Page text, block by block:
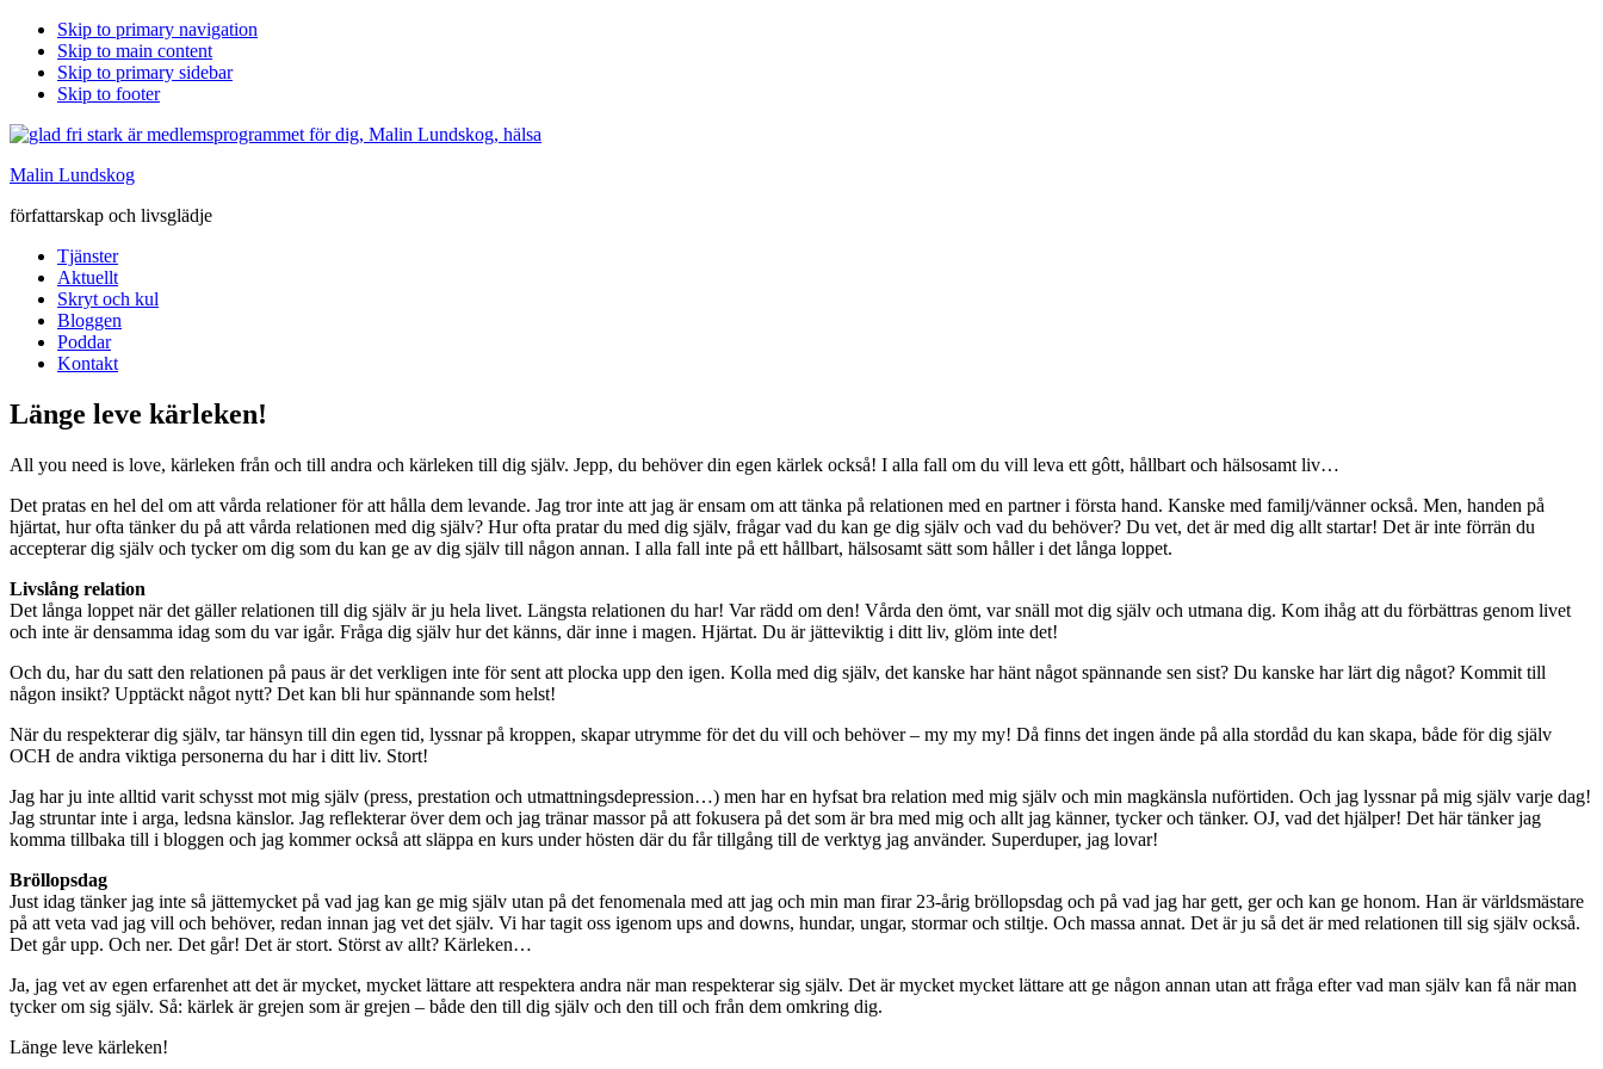
Skip to primary navigation
Skip to main content
Skip to primary sidebar
Skip to footer
Malin Lundskog
författarskap och livsglädje
Tjänster
Aktuellt
Skryt och kul
Bloggen
Poddar
Kontakt
Länge leve kärleken!
All you need is love, kärleken från och till andra och kärleken till dig själv. Jepp, du behöver din egen kärlek också! I alla fall om du vill leva ett gôtt, hållbart och hälsosamt liv…
Det pratas en hel del om att vårda relationer för att hålla dem levande. Jag tror inte att jag är ensam om att tänka på relationen med en partner i första hand. Kanske med familj/vänner också. Men, handen på
hjärtat, hur ofta tänker du på att vårda relationen med dig själv? Hur ofta pratar du med dig själv, frågar vad du kan ge dig själv och vad du behöver? Du vet, det är med dig allt startar! Det är inte förrän du
accepterar dig själv och tycker om dig som du kan ge av dig själv till någon annan. I alla fall inte på ett hållbart, hälsosamt sätt som håller i det långa loppet.
Livslång relation
Det långa loppet när det gäller relationen till dig själv är ju hela livet. Längsta relationen du har! Var rädd om den! Vårda den ömt, var snäll mot dig själv och utmana dig. Kom ihåg att du förbättras genom livet
och inte är densamma idag som du var igår. Fråga dig själv hur det känns, där inne i magen. Hjärtat. Du är jätteviktig i ditt liv, glöm inte det!
Och du, har du satt den relationen på paus är det verkligen inte för sent att plocka upp den igen. Kolla med dig själv, det kanske har hänt något spännande sen sist? Du kanske har lärt dig något? Kommit till
någon insikt? Upptäckt något nytt? Det kan bli hur spännande som helst!
När du respekterar dig själv, tar hänsyn till din egen tid, lyssnar på kroppen, skapar utrymme för det du vill och behöver – my my my! Då finns det ingen ände på alla stordåd du kan skapa, både för dig själv
OCH de andra viktiga personerna du har i ditt liv. Stort!
Jag har ju inte alltid varit schysst mot mig själv (press, prestation och utmattningsdepression…) men har en hyfsat bra relation med mig själv och min magkänsla nuförtiden. Och jag lyssnar på mig själv varje dag!
Jag struntar inte i arga, ledsna känslor. Jag reflekterar över dem och jag tränar massor på att fokusera på det som är bra med mig och allt jag känner, tycker och tänker. OJ, vad det hjälper! Det här tänker jag
komma tillbaka till i bloggen och jag kommer också att släppa en kurs under hösten där du får tillgång till de verktyg jag använder. Superduper, jag lovar!
Bröllopsdag
Just idag tänker jag inte så jättemycket på vad jag kan ge mig själv utan på det fenomenala med att jag och min man firar 23-årig bröllopsdag och på vad jag har gett, ger och kan ge honom. Han är världsmästare
på att veta vad jag vill och behöver, redan innan jag vet det själv. Vi har tagit oss igenom ups and downs, hundar, ungar, stormar och stiltje. Och massa annat. Det är ju så det är med relationen till sig själv också.
Det går upp. Och ner. Det går! Det är stort. Störst av allt? Kärleken…
Ja, jag vet av egen erfarenhet att det är mycket, mycket lättare att respektera andra när man respekterar sig själv. Det är mycket mycket lättare att ge någon annan utan att fråga efter vad man själv kan få när man
tycker om sig själv. Så: kärlek är grejen som är grejen – både den till dig själv och den till och från dem omkring dig.
Länge leve kärleken!